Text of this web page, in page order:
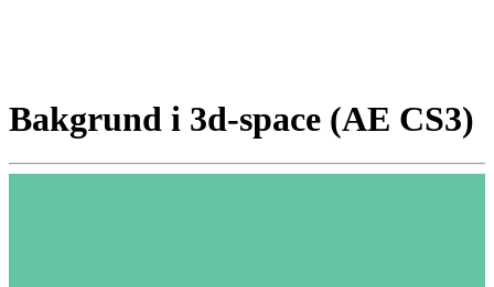
Bakgrund i 3d-space (AE CS3)